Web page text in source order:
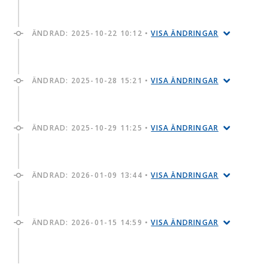
ÄNDRAD: 2025-10-22 10:12 •VISA ÄNDRINGAR
ÄNDRAD: 2025-10-28 15:21 •VISA ÄNDRINGAR
ÄNDRAD: 2025-10-29 11:25 •VISA ÄNDRINGAR
ÄNDRAD: 2026-01-09 13:44 •VISA ÄNDRINGAR
ÄNDRAD: 2026-01-15 14:59 •VISA ÄNDRINGAR